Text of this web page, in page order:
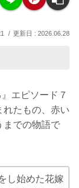
2026.06.28
エピソード７
れたもの、赤い
までの物語で
し始めた花嫁